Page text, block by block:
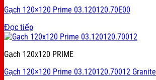
Gạch 120×120 Prime 03.120120.70E00
Đọc tiếp
Gạch 120x120 PRIME
Gạch 120×120 Prime 03.120120.70012 Granite